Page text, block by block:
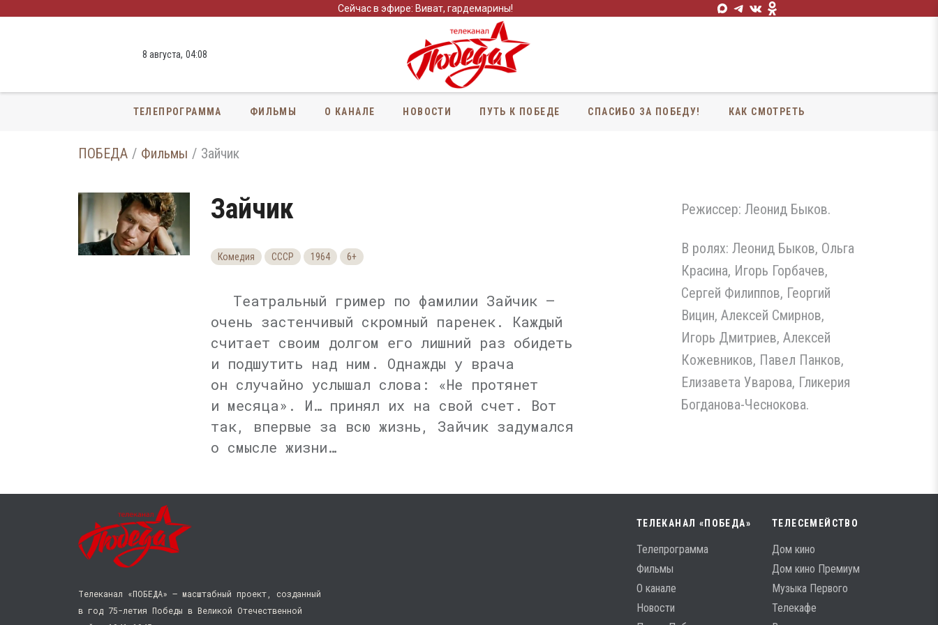
Сейчас в эфире: Виват, гардемарины!
8 августа, 04:08
ТЕЛЕПРОГРАММА ФИЛЬМЫ О КАНАЛЕ НОВОСТИ ПУТЬ К ПОБЕДЕ СПАСИБО ЗА ПОБЕДУ! КАК СМОТРЕТЬ
ПОБЕДА Фильмы Зайчик
Зайчик
Комедия СССР 1964 6+
Театральный гример по фамилии Зайчик —
очень застенчивый скромный паренек. Каждый
считает своим долгом его лишний раз обидеть
и подшутить над ним. Однажды у врача
он случайно услышал слова: «Не протянет
и месяца». И… принял их на свой счет. Вот
так, впервые за всю жизнь, Зайчик задумался
о смысле жизни…
Режиссер: Леонид Быков.
В ролях: Леонид Быков, Ольга
Красина, Игорь Горбачев,
Сергей Филиппов, Георгий
Вицин, Алексей Смирнов,
Игорь Дмитриев, Алексей
Кожевников, Павел Панков,
Елизавета Уварова, Гликерия
Богданова-Чеснокова.
Телеканал «ПОБЕДА» — масштабный проект, созданный
в год 75-летия Победы в Великой Отечественной
ТЕЛЕКАНАЛ «ПОБЕДА»
Телепрограмма
Фильмы
О канале
Новости
ТЕЛЕСЕМЕЙСТВО
Дом кино
Дом кино Премиум
Музыка Первого
Телекафе